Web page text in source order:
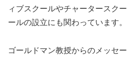
ィブスクールやチャータースク
ールの設立にも関わっています。
ゴールドマン教授からのメッセ